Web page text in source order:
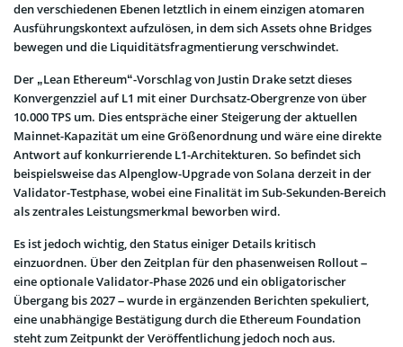
den verschiedenen Ebenen letztlich in einem einzigen atomaren
Ausführungskontext aufzulösen, in dem sich Assets ohne Bridges
bewegen und die Liquiditätsfragmentierung verschwindet.
Der „Lean Ethereum“-Vorschlag von Justin Drake setzt dieses
Konvergenzziel auf L1 mit einer Durchsatz-Obergrenze von über
10.000 TPS um. Dies entspräche einer Steigerung der aktuellen
Mainnet-Kapazität um eine Größenordnung und wäre eine direkte
Antwort auf konkurrierende L1-Architekturen. So befindet sich
beispielsweise das Alpenglow-Upgrade von Solana derzeit in der
Validator-Testphase, wobei eine Finalität im Sub-Sekunden-Bereich
als zentrales Leistungsmerkmal beworben wird.
Es ist jedoch wichtig, den Status einiger Details kritisch
einzuordnen. Über den Zeitplan für den phasenweisen Rollout –
eine optionale Validator-Phase 2026 und ein obligatorischer
Übergang bis 2027 – wurde in ergänzenden Berichten spekuliert,
eine unabhängige Bestätigung durch die Ethereum Foundation
steht zum Zeitpunkt der Veröffentlichung jedoch noch aus.